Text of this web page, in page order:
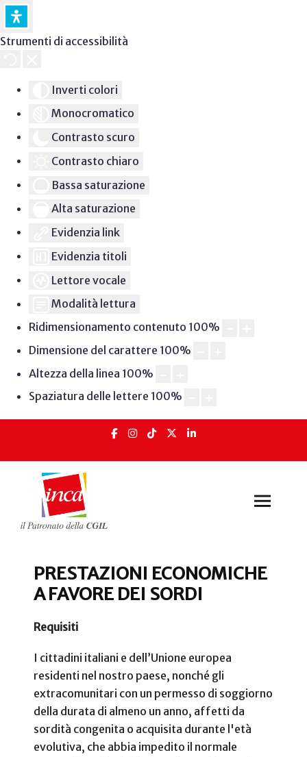
Strumenti di accessibilità
Inverti colori
Monocromatico
Contrasto scuro
Contrasto chiaro
Bassa saturazione
Alta saturazione
Evidenzia link
Evidenzia titoli
Lettore vocale
Modalità lettura
Ridimensionamento contenuto 100%
Dimensione del carattere 100%
Altezza della linea 100%
Spaziatura delle lettere 100%
PRESTAZIONI ECONOMICHE
A FAVORE DEI SORDI
Requisiti
I cittadini italiani e dell’Unione europea
residenti nel nostro paese, nonché gli
extracomunitari con un permesso di soggiorno
della durata di almeno un anno, affetti da
sordità congenita o acquisita durante l'età
evolutiva, che abbia impedito il normale